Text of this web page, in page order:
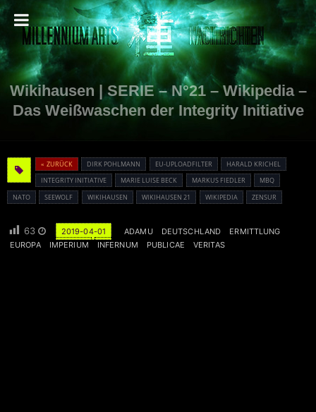
Wikihausen | SERIE – N°21 – Wikipedia –
Das Weißwaschen der Integrity Initiative
« ZURÜCK DIRK POHLMANN EU-UPLOADFILTER
HARALD KRICHEL
INTEGRITY INITIATIVE
MARIE LUISE BECK MARKUS FIEDLER
MBQ
NATO
SEEWOLF WIKIHAUSEN WIKIHAUSEN 21 WIKIPEDIA ZENSUR
63 2019-04-01 ADAMU DEUTSCHLAND
ERMITTLUNG
EUROPA
IMPERIUM INFERNUM PUBLICAE VERITAS